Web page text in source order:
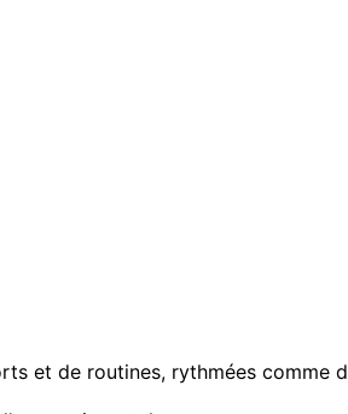
et de routines, rythmées comme